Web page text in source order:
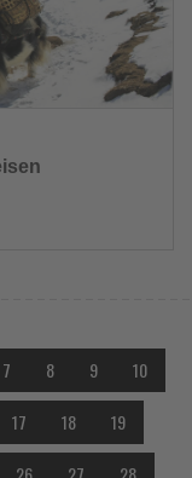
7 8 9 10
17 18 19